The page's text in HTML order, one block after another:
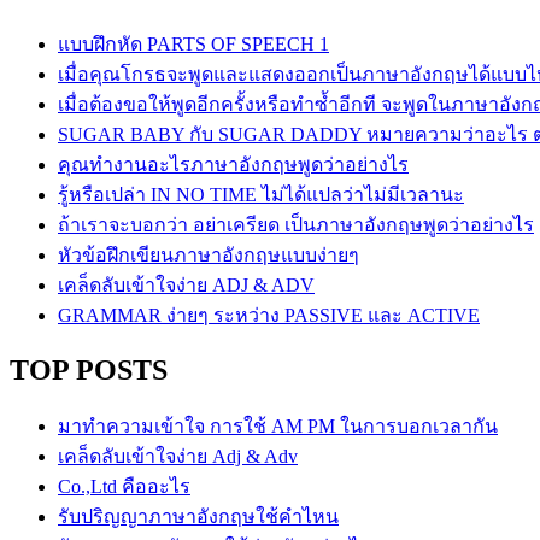
แบบฝึกหัด PARTS OF SPEECH 1
เมื่อคุณโกรธจะพูดและแสดงออกเป็นภาษาอังกฤษได้แบบ
เมื่อต้องขอให้พูดอีกครั้งหรือทำซ้ำอีกที จะพูดในภาษาอัง
SUGAR BABY กับ SUGAR DADDY หมายความว่าอะไร
คุณทำงานอะไรภาษาอังกฤษพูดว่าอย่างไร
รู้หรือเปล่า IN NO TIME ไม่ได้แปลว่าไม่มีเวลานะ
ถ้าเราจะบอกว่า อย่าเครียด เป็นภาษาอังกฤษพูดว่าอย่างไร
หัวข้อฝึกเขียนภาษาอังกฤษแบบง่ายๆ
เคล็ดลับเข้าใจง่าย ADJ & ADV
GRAMMAR ง่ายๆ ระหว่าง PASSIVE และ ACTIVE
TOP POSTS
มาทำความเข้าใจ การใช้ AM PM ในการบอกเวลากัน
เคล็ดลับเข้าใจง่าย Adj & Adv
Co.,Ltd คืออะไร
รับปริญญาภาษาอังกฤษใช้คำไหน